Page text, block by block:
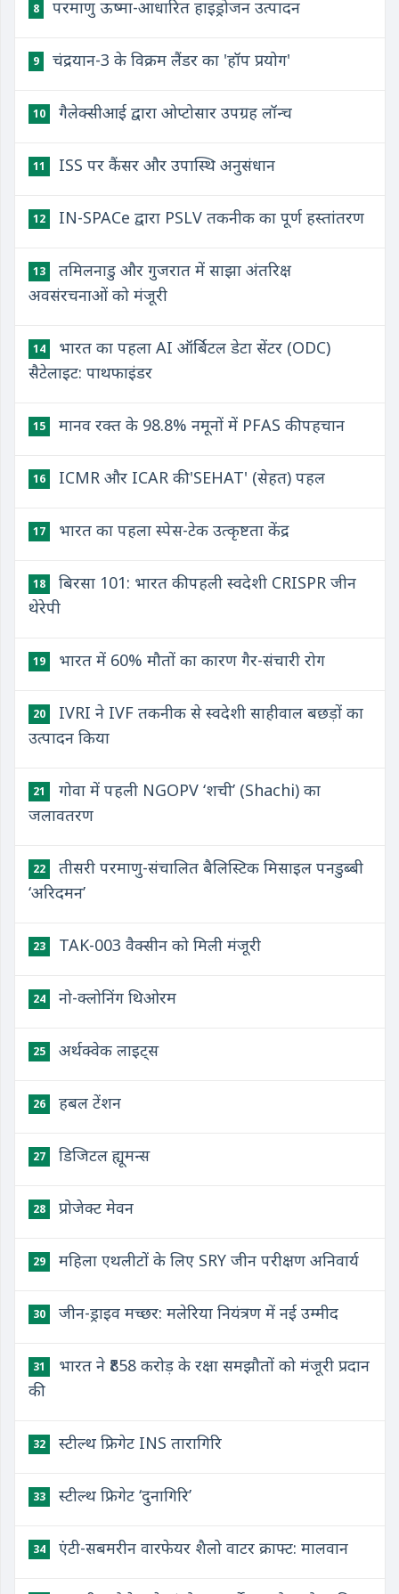
8 परमाणु ऊष्मा-आधारित हाइड्रोजन उत्पादन
9 चंद्रयान-3 के विक्रम लैंडर का 'हॉप प्रयोग'
10 गैलेक्सीआई द्वारा ओप्टोसार उपग्रह लॉन्च
11 ISS पर कैंसर और उपास्थि अनुसंधान
12 IN-SPACe द्वारा PSLV तकनीक का पूर्ण हस्तांतरण
13
तमिलनाडु और गुजरात में साझा अंतरिक्ष
अवसंरचनाओं को मंजूरी
14
भारत का पहला AI ऑर्बिटल डेटा सेंटर (ODC)
सैटेलाइट: पाथफाइंडर
15 मानव रक्त के 98.8% नमूनों में PFAS की पहचान
16 ICMR और ICAR की 'SEHAT' (सेहत) पहल
17 भारत का पहला स्पेस-टेक उत्कृष्टता केंद्र
18
बिरसा 101: भारत की पहली स्वदेशी CRISPR जीन
थेरेपी
19 भारत में 60% मौतों का कारण गैर-संचारी रोग
20
IVRI ने IVF तकनीक से स्वदेशी साहीवाल बछड़ों का
उत्पादन किया
21
गोवा में पहली NGOPV ‘शची’ (Shachi) का
जलावतरण
22
तीसरी परमाणु-संचालित बैलिस्टिक मिसाइल पनडुब्बी
‘अरिदमन’
23 TAK-003 वैक्सीन को मिली मंजूरी
24 नो-क्लोनिंग थिओरम
25 अर्थक्वेक लाइट्स
26 हबल टेंशन
27 डिजिटल ह्यूमन्स
28 प्रोजेक्ट मेवन
29 महिला एथलीटों के लिए SRY जीन परीक्षण अनिवार्य
30 जीन-ड्राइव मच्छर: मलेरिया नियंत्रण में नई उम्मीद
31
भारत ने ₹858 करोड़ के रक्षा समझौतों को मंजूरी प्रदान
की
32 स्टील्थ फ्रिगेट INS तारागिरि
33 स्टील्थ फ्रिगेट ‘दुनागिरि’
34 एंटी-सबमरीन वारफेयर शैलो वाटर क्राफ्ट: मालवान